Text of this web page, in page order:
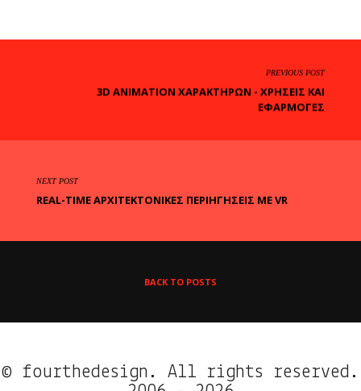
PREVIOUS POST
3D ANIMATION ΧΑΡΑΚΤΉΡΩΝ - ΧΡΉΣΕΙΣ ΚΑΙ
ΕΦΑΡΜΟΓΈΣ
NEXT POST
REAL-TIME ΑΡΧΙΤΕΚΤΟΝΙΚΈΣ ΠΕΡΙΗΓΉΣΕΙΣ ΜΕ VR
BACK TO POSTS
© fourthedesign. All rights reserved.